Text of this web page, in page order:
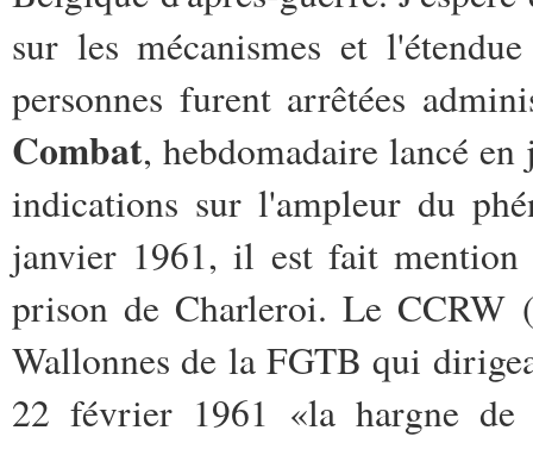
sur les mécanismes et
personnes furent arrêtées
Combat, hebdomadaire lancé
indications sur l'ampleur du
janvier 1961, il est fait mention
prison de Charleroi. Le CCRW
Wallonnes de la FGTB qui
22 février 1961 «la hargne